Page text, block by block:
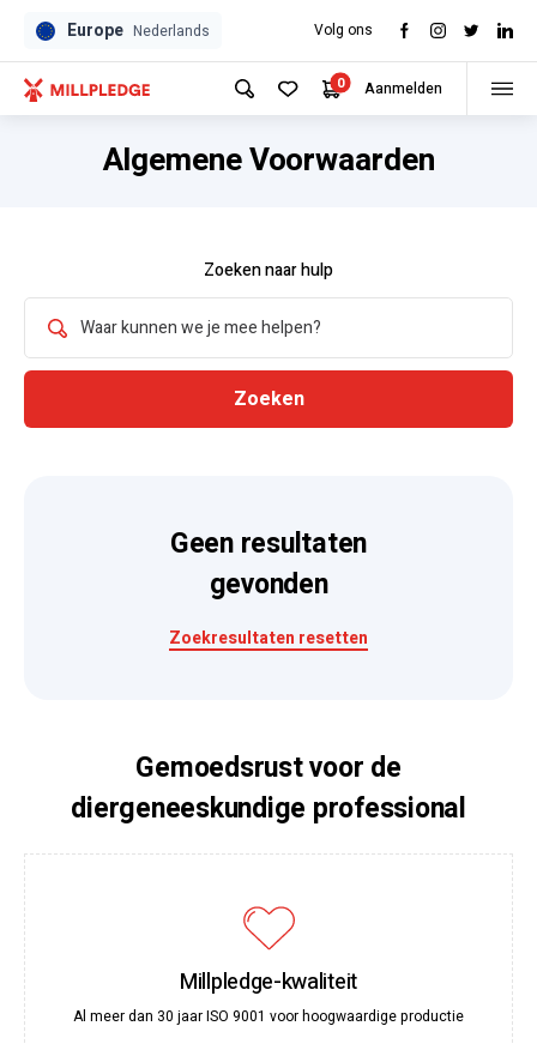
Europe Nederlands Volg ons
0 Aanmelden
Algemene Voorwaarden
Zoeken naar hulp
Geen resultaten
gevonden
Zoekresultaten resetten
Gemoedsrust voor de
diergeneeskundige professional
Millpledge-kwaliteit
Al meer dan 30 jaar ISO 9001 voor hoogwaardige productie